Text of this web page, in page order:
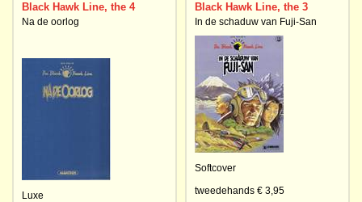
Black Hawk Line, the 4
Na de oorlog
Luxe
Black Hawk Line, the 3
In de schaduw van Fuji-San
Softcover
tweedehands € 3,95